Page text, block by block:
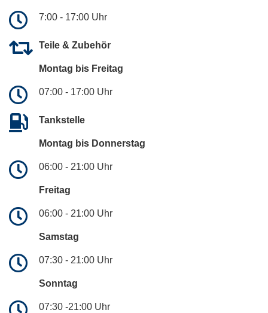
7:00 - 17:00 Uhr
Teile & Zubehör
Montag bis Freitag
07:00 - 17:00 Uhr
Tankstelle
Montag bis Donnerstag
06:00 - 21:00 Uhr
Freitag
06:00 - 21:00 Uhr
Samstag
07:30 - 21:00 Uhr
Sonntag
07:30 -21:00 Uhr